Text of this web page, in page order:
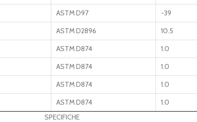
ASTM D97
-39
ASTM D2896
10.5
ASTM D874
1.0
ASTM D874
1.0
ASTM D874
1.0
ASTM D874
1.0
SPECIFICHE